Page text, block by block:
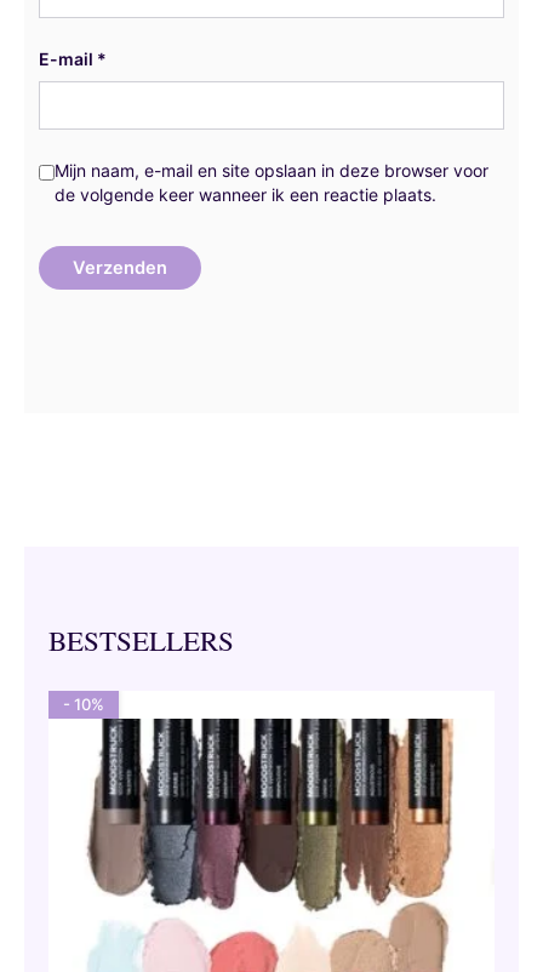
E-mail *
Mijn naam, e-mail en site opslaan in deze browser voor
de volgende keer wanneer ik een reactie plaats.
BESTSELLERS
- 10%